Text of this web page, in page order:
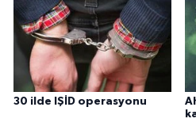
30 ilde IŞİD operasyonu